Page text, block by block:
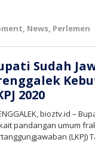
, News, Perlemen
Sudah
2020
bioztv.id –
pandangan umum
(LKPJ)